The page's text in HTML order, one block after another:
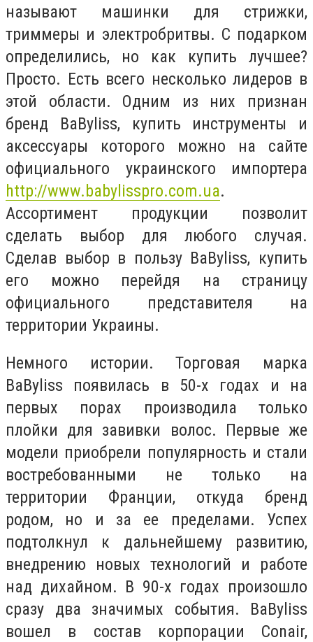
называют машинки для стрижки,
триммеры и электробритвы. С подарком
определились, но как купить лучшее?
Просто. Есть всего несколько лидеров в
этой области. Одним из них признан
бренд BaByliss, купить инструменты и
аксессуары которого можно на сайте
официального украинского импортера
http://www.babylisspro.com.ua.
Ассортимент продукции позволит
сделать выбор для любого случая.
Сделав выбор в пользу BaByliss, купить
его можно перейдя на страницу
официального представителя на
территории Украины.
Немного истории. Торговая марка
BaByliss появилась в 50-х годах и на
первых порах производила только
плойки для завивки волос. Первые же
модели приобрели популярность и стали
востребованными не только на
территории Франции, откуда бренд
родом, но и за ее пределами. Успех
подтолкнул к дальнейшему развитию,
внедрению новых технологий и работе
над дихайном. В 90-х годах произошло
сразу два значимых события. BaByliss
вошел в состав корпорации Conair,